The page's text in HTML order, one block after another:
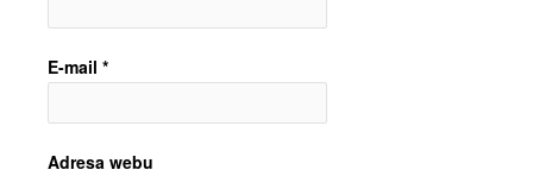
E-mail *
Adresa webu